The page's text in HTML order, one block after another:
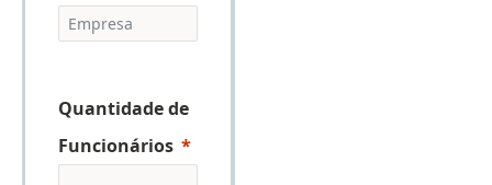
Quantidade de
Funcionários